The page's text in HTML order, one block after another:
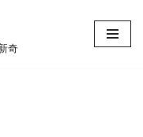
奇